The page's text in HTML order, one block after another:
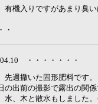
有機入りですがあまり臭
・
・・・・・・・
週撒いた固形肥料です。
の出前の撮影で露出の関係
水、木と散水もしました